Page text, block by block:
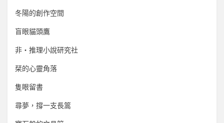
冬陽的創作空間
盲眼貓頭鷹
非‧推理小說研究社
栞的心靈角落
隻眼留書
尋夢，撐一支長篙